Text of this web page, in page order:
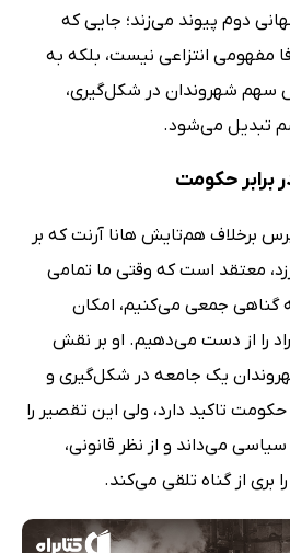
دوم پیوند می‌زند؛ جایی که
مفهومی انتزاعی نیست، بلکه به
شهروندان در شکل‌گیری،
تبدیل می‌شود.
برابر حکومت
برخلاف هم‌تایش هانا آرنت که بر
معتقد است که وقتی ما تمامی
گناهی جمعی می‌کنیم، امکان
را از دست می‌دهیم. او بر نقش
یک جامعه در شکل‌گیری و
تاکید دارد، ولی این تقصیر را
می‌داند و از نظر قانونی،
بری از گناه تلقی می‌کند.